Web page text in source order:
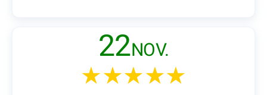
22NOV.
★★★★★